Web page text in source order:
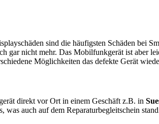
sind die häufigsten Schäden bei
gar nicht mehr. Das Mobilfunkgerät ist aber
Möglichkeiten das defekte Gerät
direkt vor Ort in einem Geschäft z.B. in
was auch auf dem Reparaturbegleitschein